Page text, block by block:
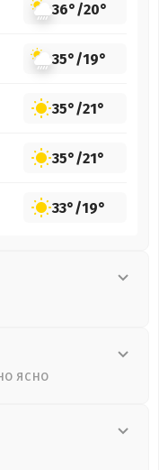
36°/20°
35°/19°
35°/21°
35°/21°
33°/19°
ясно